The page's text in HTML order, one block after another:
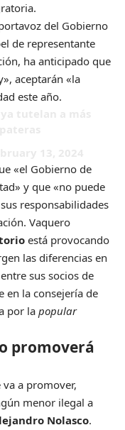
del Gobierno
de representante
ha anticipado que
aceptarán «la
este año.
«el Gobierno de
y que «no puede
responsabilidades
Vaquero
está provocando
las diferencias en
sus socios de
en la consejería de
por la popular
promoverá
a promover,
menor ilegal a
Nolasco.